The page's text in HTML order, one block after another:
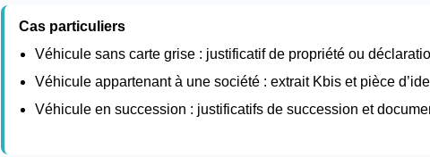
Cas particuliers
Véhicule sans carte grise : justificatif de propriété ou
Véhicule appartenant à une société : extrait Kbis et pièce
Véhicule en succession : justificatifs de succession et